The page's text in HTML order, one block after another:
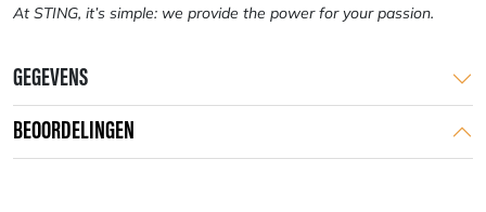
At STING, it’s simple: we provide the power for your passion.
GEGEVENS
BEOORDELINGEN